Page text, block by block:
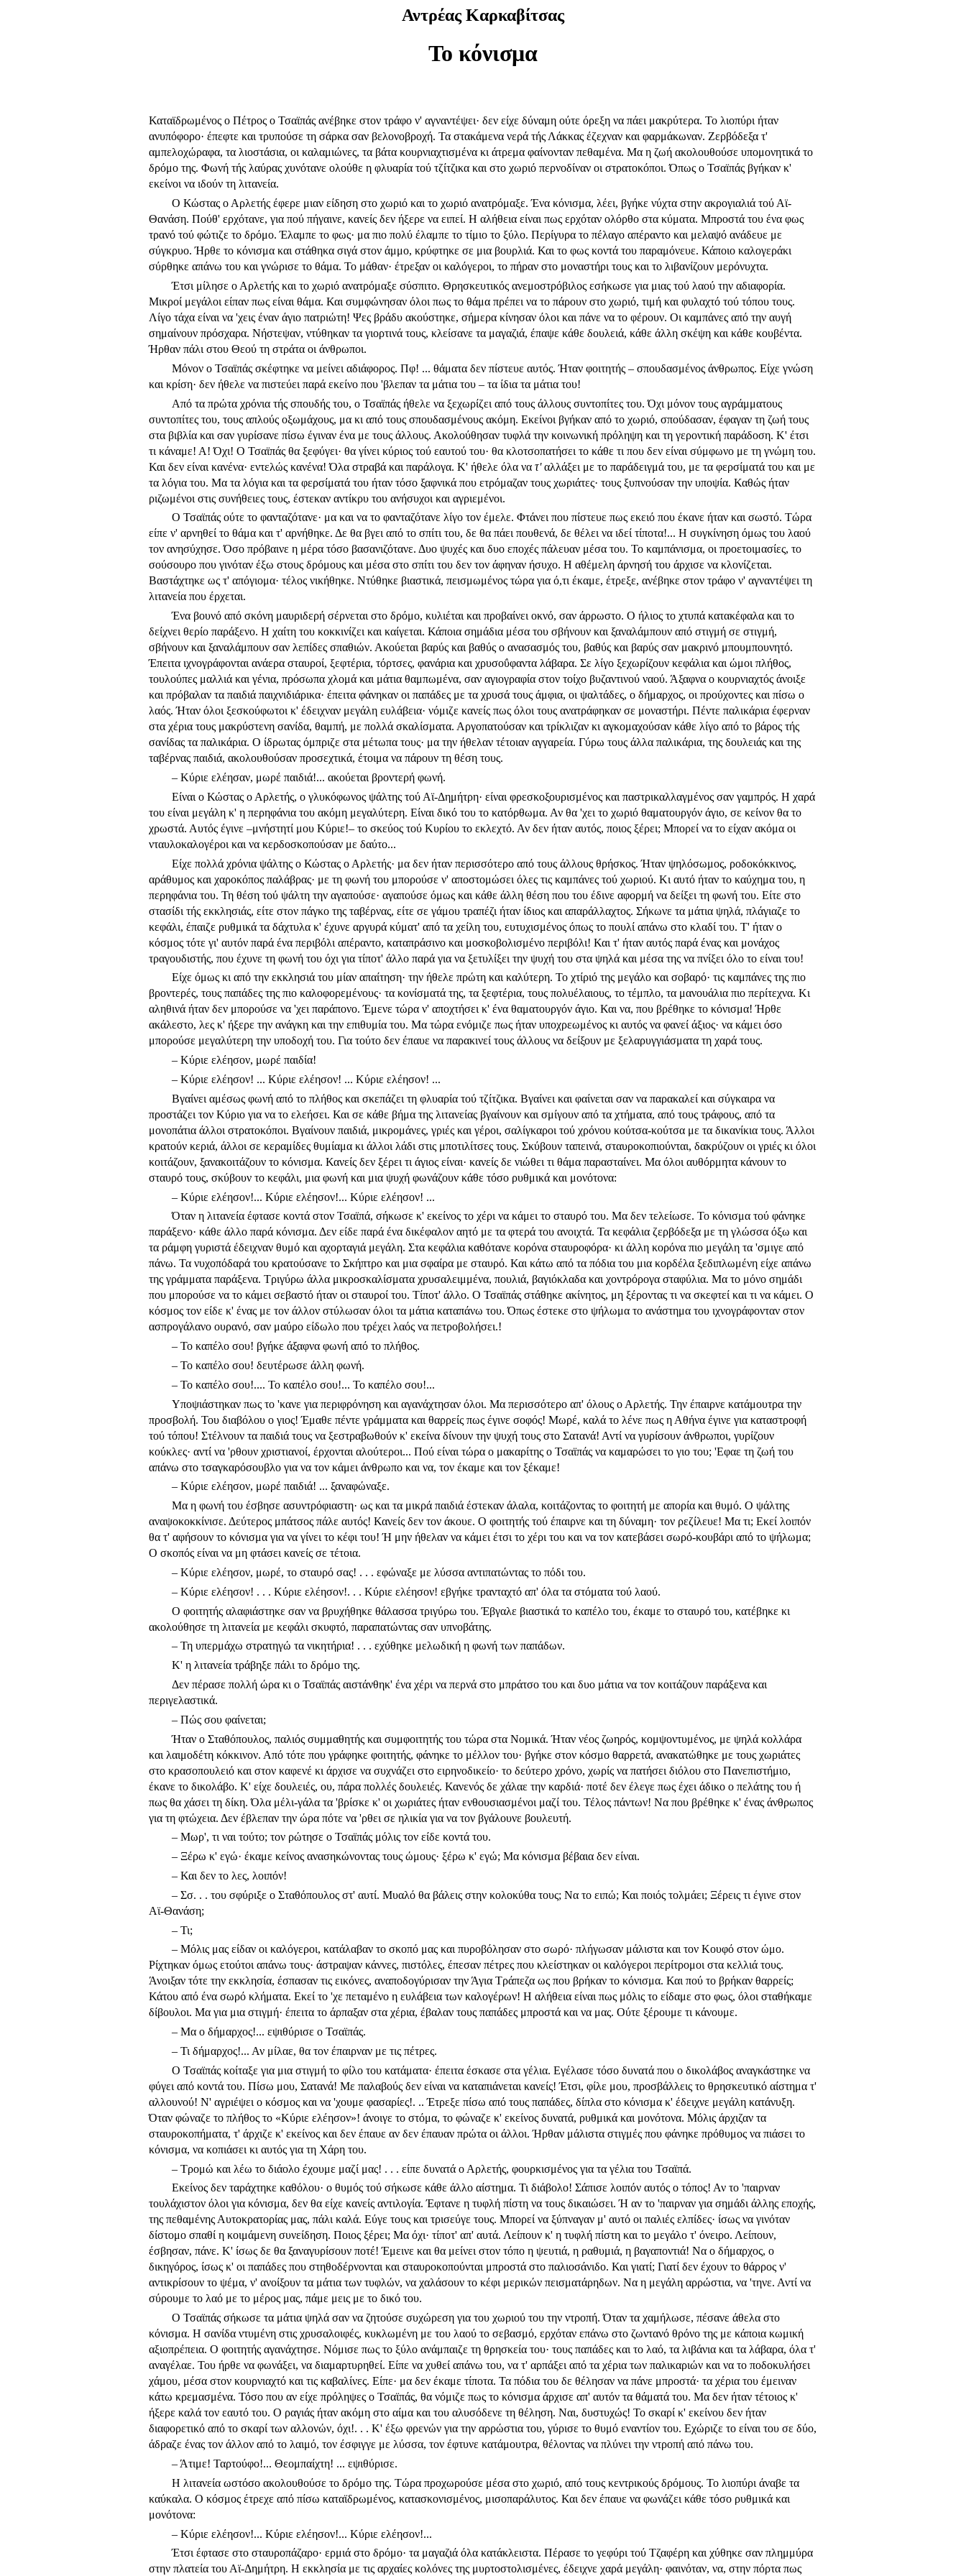
Αντρέας Καρκαβίτσας
Το κόνισμα
Καταϊδρωμένος ο Πέτρος ο Τσαϊπάς ανέβηκε στον τράφο ν' αγναντέψει· δεν είχε δύναμη ούτε όρεξη να πάει μακρύτερα. Το λιοπύρι ήταν
ανυπόφορο· έπεφτε και τρυπούσε τη σάρκα σαν βελονοβροχή. Τα στακάμενα νερά τής Λάκκας έζεχναν και φαρμάκωναν. Ζερβόδεξα τ'
αμπελοχώραφα, τα λιοστάσια, οι καλαμιώνες, τα βάτα κουρνιαχτισμένα κι άτρεμα φαί­νονταν πεθαμένα. Μα η ζωή ακολουθούσε υπομονητικά το
δρόμο της. Φωνή τής λαύρας χυνότανε ολούθε η φλυαρία τού τζίτζικα και στο χωριό περνοδίναν οι στρατοκόποι. Όπως ο Τσαϊπάς βγήκαν κ'
εκείνοι να ιδούν τη λιτανεία.
Ο Κώστας ο Αρλετής έφερε μιαν είδηση στο χωριό και το χωριό ανατρόμαξε. Ένα κόνισμα, λέει, βγήκε νύχτα στην ακρογιαλιά τού Αϊ-
Θανάση. Πούθ' ερχότανε, για πού πήγαι­νε, κανείς δεν ήξερε να ειπεί. Η αλήθεια είναι πως ερχόταν ολόρθο στα κύματα. Μπροστά του ένα φως
τρανό τού φώτιζε το δρόμο. Έλαμπε το φως· μα πιο πολύ έλαμπε το τίμιο το ξύλο. Περίγυρα το πέλαγο απέραντο και μελαψό ανάδευε με
σύγκρυο. Ήρθε το κόνισμα και στάθηκα σιγά στον άμμο, κρύ­φτηκε σε μια βουρλιά. Και το φως κοντά του παραμόνευε. Κάποιο καλογεράκι
σύρθηκε απάνω του και γνώρισε το θάμα. Το μάθαν· έτρεξαν οι καλόγεροι, το πήραν στο μοναστήρι τους και το λιβανίζουν μερόνυχτα.
Έτσι μίλησε ο Αρλετής και το χωριό ανατρόμαξε σύσπιτο. Θρησκευτικός ανεμοστρόβιλος εσήκωσε για μιας τού λαού την αδιαφορία.
Μικροί μεγάλοι είπαν πως είναι θάμα. Και συμφώ­νησαν όλοι πως το θάμα πρέπει να το πάρουν στο χωριό, τιμή και φυλαχτό τού τόπου τους.
Λίγο τάχα είναι να 'χεις έναν άγιο πατριώτη! Ψες βράδυ ακούστηκε, σήμερα κίνησαν όλοι και πάνε να το φέρουν. Οι καμπάνες από την αυγή
σημαίνουν πρό­σχαρα. Νήστεψαν, ντύθηκαν τα γιορτινά τους, κλείσανε τα μαγαζιά, έπαψε κάθε δουλειά, κάθε άλλη σκέψη και κάθε κου­βέντα.
Ήρθαν πάλι στου Θεού τη στράτα οι άνθρωποι.
Μόνον ο Τσαϊπάς σκέφτηκε να μείνει αδιάφορος. Πφ! ... θάματα δεν πίστευε αυτός. Ήταν φοιτητής – σπουδασμένος άνθρωπος. Είχε γνώση
και κρίση· δεν ήθελε να πιστεύει παρά εκείνο που 'βλεπαν τα μάτια του – τα ίδια τα μάτια του!
Από τα πρώτα χρόνια τής σπουδής του, ο Τσαϊπάς ήθελε να ξεχωρίζει από τους άλλους συντοπίτες του. Όχι μόνον τους αγράμματους
συντοπίτες του, τους απλούς οξωμάχους, μα κι από τους σπουδασμένους ακόμη. Εκείνοι βγήκαν από το χωριό, σπούδασαν, έφαγαν τη ζωή τους
στα βιβλία και σαν γυρίσανε πίσω έγιναν ένα με τους άλλους. Ακολούθησαν τυφλά την κοινωνική πρόληψη και τη γεροντική παράδοση. Κ' έτσι
τι κάναμε! Α! Όχι! Ο Τσαϊπάς θα ξεφύγει· θα γίνει κύριος τού εαυτού του· θα κλοτσοπατήσει το κάθε τι που δεν είναι σύμφωνο με τη γνώμη του.
Και δεν είναι κανένα· εντε­λώς κανένα! Όλα στραβά και παράλογα. Κ' ήθελε όλα νατ'αλλάξει με το παράδειγμά του, με τα φερσίματά του και με
τα λόγια του. Μα τα λόγια και τα φερσίματά του ήταν τόσο ξαφ­νικά που ετρόμαζαν τους χωριάτες· τους ξυπνούσαν την υπο­ψία. Καθώς ήταν
ριζωμένοι στις συνήθειες τους, έστεκαν αντίκρυ του ανήσυχοι και αγριεμένοι.
Ο Τσαϊπάς ούτε το φανταζότανε· μα και να το φανταζότα­νε λίγο τον έμελε. Φτάνει που πίστευε πως εκειό που έκανε ήταν και σωστό. Τώρα
είπε ν' αρνηθεί το θάμα και τ' αρνήθη­κε. Δε θα βγει από το σπίτι του, δε θα πάει πουθενά, δε θέλει να ιδεί τίποτα!... Η συγκίνηση όμως του λαού
τον ανησύχησε. Όσο πρόβαινε η μέρα τόσο βασανιζότανε. Δυο ψυχές και δυο εποχές πάλευαν μέσα του. Το καμπάνισμα, οι προετοιμασίες, το
σούσουρο που γινόταν έξω στους δρόμους και μέσα στο σπίτι του δεν τον άφηναν ήσυχο. Η αθέμελη άρνησή του άρχι­σε να κλονίζεται.
Βαστάχτηκε ως τ' απόγιομα· τέλος νικήθηκε. Ντύθηκε βιαστικά, πεισμωμένος τώρα για ό,τι έκαμε, έτρεξε, ανέβηκε στον τράφο ν' αγναντέψει τη
λιτανεία που έρχεται.
Ένα βουνό από σκόνη μαυριδερή σέρνεται στο δρόμο, κυλιέται και προβαίνει οκνό, σαν άρρωστο. Ο ήλιος το χτυπά κατακέφαλα και το
δείχνει θερίο παράξενο. Η χαίτη του κοκ­κινίζει και καίγεται. Κάποια σημάδια μέσα του σβήνουν και ξαναλάμπουν από στιγμή σε στιγμή,
σβήνουν και ξαναλάμπουν σαν λεπίδες σπαθιών. Ακούεται βαρύς και βαθύς ο ανα­σασμός του, βαθύς και βαρύς σαν μακρινό μπουμπουνητό.
Έπειτα ιχνογράφονται ανάερα σταυροί, ξεφτέρια, τόρτσες, φανάρια και χρυσοΰφαντα λάβαρα. Σε λίγο ξεχωρίζουν κεφά­λια και ώμοι πλήθος,
τουλούπες μαλλιά και γένια, πρόσωπα χλομά και μάτια θαμπωμένα, σαν αγιογραφία στον τοίχο βυζα­ντινού ναού. Άξαφνα ο κουρνιαχτός άνοιξε
και πρόβαλαν τα παιδιά παιχνιδιάρικα· έπειτα φάνηκαν οι παπάδες με τα χρυσά τους άμφια, οι ψαλτάδες, ο δήμαρχος, οι προύχοντες και πίσω ο
λαός. Ήταν όλοι ξεσκούφωτοι κ' έδειχναν μεγάλη ευλάβεια· νόμιζε κανείς πως όλοι τους ανατράφηκαν σε μοναστήρι. Πέντε παλικάρια έφερναν
στα χέρια τους μακρύστενη σανίδα, θαμπή, με πολλά σκαλίσματα. Αργοπατούσαν και τρίκλιζαν κι αγκομαχούσαν κάθε λίγο από το βάρος τής
σανίδας τα παλικά­ρια. Ο ίδρωτας όμπριζε στα μέτωπα τους· μα την ήθελαν τέτοιαν αγγαρεία. Γύρω τους άλλα παλικάρια, της δουλειάς και της
ταβέρνας παιδιά, ακολουθούσαν προσεχτικά, έτοιμα να πάρουν τη θέση τους.
– Κύριε ελέησαν, μωρέ παιδιά!... ακούεται βροντερή φωνή.
Είναι ο Κώστας ο Αρλετής, ο γλυκόφωνος ψάλτης τού Αϊ-Δημήτρη· είναι φρεσκοξουρισμένος και παστρικαλλαγμένος σαν γαμπρός. Η χαρά
του είναι μεγάλη κ' η περηφάνια του ακόμη μεγαλύτερη. Είναι δικό του το κατόρθωμα. Αν θα 'χει το χωριό θαματουργόν άγιο, σε κείνον θα το
χρωστά. Αυτός έγινε –μνήστητί μου Κύριε!– το σκεύος τού Κυρίου το εκλεχτό. Αν δεν ήταν αυτός, ποιος ξέρει; Μπορεί να το είχαν ακόμα οι
νταυλοκαλογέροι και να κερδοσκοπούσαν με δαύτο...
Είχε πολλά χρόνια ψάλτης ο Κώστας ο Αρλετής· μα δεν ήταν περισσότερο από τους άλλους θρήσκος. Ήταν ψηλόσωμος, ροδοκόκκινος,
αράθυμος και χαροκόπος παλάβρας· με τη φωνή του μπορούσε ν' αποστομώσει όλες τις καμπάνες τού χωριού. Κι αυτό ήταν το καύχημα του, η
περηφάνια του. Τη θέση τού ψάλτη την αγαπούσε· αγαπούσε όμως και κάθε άλλη θέση που του έδινε αφορμή να δείξει τη φωνή του. Είτε στο
στασίδι τής εκκλησιάς, είτε στον πάγκο της ταβέρνας, είτε σε γάμου τραπέζι ήταν ίδιος και απαράλλαχτος. Σήκωνε τα μάτια ψηλά, πλάγιαζε το
κεφάλι, έπαιζε ρυθμικά τα δάχτυλα κ' έχυνε αργυρά κύματ' από τα χείλη του, ευτυχισμένος όπως το πουλί απάνω στο κλαδί του. Τ' ήταν ο
κόσμος τότε γι' αυτόν παρά ένα περιβόλι απέραντο, καταπράσινο και μοσκοβολισμένο περιβόλι! Και τ' ήταν αυτός παρά ένας και μονά­χος
τραγουδιστής, που έχυνε τη φωνή του όχι για τίποτ' άλλο παρά για να ξετυλίξει την ψυχή του στα ψηλά και μέσα της να πνίξει όλο το είναι του!
Είχε όμως κι από την εκκλησιά του μίαν απαίτηση· την ήθελε πρώτη και καλύτερη. Το χτίριό της μεγάλο και σοβαρό· τις καμπάνες της πιο
βροντερές, τους παπάδες της πιο καλοφορεμένους· τα κονίσματά της, τα ξεφτέρια, τους πολυέλαιους, το τέμπλο, τα μανουάλια πιο περίτεχνα. Κι
αληθινά ήταν δεν μπορούσε να 'χει παράπονο. Έμενε τώρα ν' αποχτήσει κ' ένα θαματουργόν άγιο. Και να, που βρέθηκε το κόνισμα! Ήρθε
ακάλεστο, λες κ' ήξερε την ανάγκη και την επιθυμία του. Μα τώρα ενόμιζε πως ήταν υποχρεωμένος κι αυτός να φανεί άξιος· να κάμει όσο
μπορούσε μεγαλύτερη την υποδοχή του. Για τούτο δεν έπαυε να παρακινεί τους άλλους να δείξουν με ξελαρυγγιάσματα τη χαρά τους.
– Κύριε ελέησον, μωρέ παιδία!
– Κύριε ελέησον! ... Κύριε ελέησον! ... Κύριε ελέησον! ...
Βγαίνει αμέσως φωνή από το πλήθος και σκεπάζει τη φλυαρία τού τζίτζικα. Βγαίνει και φαίνεται σαν να παρακαλεί και σύγκαιρα να
προστάζει τον Κύριο για να το ελεήσει. Και σε κάθε βήμα της λιτανείας βγαίνουν και σμίγουν από τα χτή­ματα, από τους τράφους, από τα
μονοπάτια άλλοι στρατοκό­ποι. Βγαίνουν παιδιά, μικρομάνες, γριές και γέροι, σαλίγκαροι τού χρόνου κούτσα-κούτσα με τα δικανίκια τους. Άλλοι
κρατούν κεριά, άλλοι σε κεραμίδες θυμίαμα κι άλλοι λάδι στις μποτιλίτσες τους. Σκύβουν ταπεινά, σταυροκοπιού­νται, δακρύζουν οι γριές κι όλοι
κοιτάζουν, ξανακοιτάζουν το κόνισμα. Κανείς δεν ξέρει τι άγιος είναι· κανείς δε νιώθει τι θάμα παρασταίνει. Μα όλοι αυθόρμητα κάνουν το
σταυρό τους, σκύβουν το κεφάλι, μια φωνή και μια ψυχή φωνάζουν κάθε τόσο ρυθμικά και μονότονα:
– Κύριε ελέησον!... Κύριε ελέησον!... Κύριε ελέησον! ...
Όταν η λιτανεία έφτασε κοντά στον Τσαϊπά, σήκωσε κ' εκείνος το χέρι να κάμει το σταυρό του. Μα δεν τελείωσε. Το κόνισμα τού φάνηκε
παράξενο· κάθε άλλο παρά κόνισμα. Δεν είδε παρά ένα δικέφαλον αητό με τα φτερά του ανοιχτά. Τα κεφάλια ζερβόδεξα με τη γλώσσα όξω και
τα ράμφη γυρι­στά έδειχναν θυμό και αχορταγιά μεγάλη. Στα κεφάλια καθό­τανε κορόνα σταυροφόρα· κι άλλη κορόνα πιο μεγάλη τα 'σμιγε από
πάνω. Τα νυχοπόδαρά του κρατούσανε το Σκήπτρο και μια σφαίρα με σταυρό. Και κάτω από τα πόδια του μια κορδέλα ξεδιπλωμένη είχε απάνω
της γράμματα παράξενα. Τριγύρω άλλα μικροσκαλίσματα χρυσαλειμμένα, πουλιά, βαγιόκλαδα και χοντρόρογα σταφύλια. Μα το μόνο σημάδι
που μπορούσε να το κάμει σεβαστό ήταν οι σταυροί του. Τίποτ' άλλο. Ο Τσαϊπάς στάθηκε ακίνητος, μη ξέροντας τι να σκεφτεί και τι να κάμει. Ο
κόσμος τον είδε κ' ένας με τον άλλον στύλωσαν όλοι τα μάτια καταπάνω του. Όπως έστεκε στο ψήλωμα το ανάστημα του ιχνογράφονταν στον
ασπρογάλανο ουρανό, σαν μαύρο είδωλο που τρέχει λαός να πετροβολήσει.!
– Το καπέλο σου! βγήκε άξαφνα φωνή από το πλήθος.
– Το καπέλο σου! δευτέρωσε άλλη φωνή.
– Το καπέλο σου!.... Το καπέλο σου!... Το καπέλο σου!...
Υποψιάστηκαν πως το 'κανε για περιφρόνηση και αγανά­χτησαν όλοι. Μα περισσότερο απ' όλους ο Αρλετής. Την έπαιρνε κατάμουτρα την
προσβολή. Του διαβόλου ο γιος! Έμαθε πέντε γράμματα και θαρρείς πως έγινε σοφός! Μωρέ, καλά το λένε πως η Αθήνα έγινε για καταστροφή
τού τόπου! Στέλνουν τα παιδιά τους να ξεστραβωθούν κ' εκείνα δίνουν την ψυχή τους στο Σατανά! Αντί να γυρίσουν άνθρωποι, γυρί­ζουν
κούκλες· αντί να 'ρθουν χριστιανοί, έρχονται αλούτεροι... Πού είναι τώρα ο μακαρίτης ο Τσαϊπάς να καμαρώσει το γιο του; 'Εφαε τη ζωή του
απάνω στο τσαγκαρόσουβλο για να τον κάμει άνθρωπο και να, τον έκαμε και τον ξέκαμε!
– Κύριε ελέησον, μωρέ παιδιά! ... ξαναφώναξε.
Μα η φωνή του έσβησε ασυντρόφιαστη· ως και τα μικρά παιδιά έστεκαν άλαλα, κοιτάζοντας το φοιτητή με απορία και θυμό. Ο ψάλτης
αναψοκοκκίνισε. Δεύτερος μπάτσος πάλε αυτός! Κανείς δεν τον άκουε. Ο φοιτητής τού έπαιρνε και τη δύναμη· τον ρεζίλευε! Μα τι; Εκεί λοιπόν
θα τ' αφήσουν το κόνισμα για να γίνει το κέφι του! Ή μην ήθελαν να κάμει έτσι το χέρι του και να τον κατεβάσει σωρό-κουβάρι από το ψήλωμα;
Ο σκοπός είναι να μη φτάσει κανείς σε τέτοια.
– Κύριε ελέησον, μωρέ, το σταυρό σας! . . . εφώναξε με λύσσα αντιπατώντας το πόδι του.
– Κύριε ελέησον! . . . Κύριε ελέησον!. . . Κύριε ελέησον! εβγήκε τρανταχτό απ' όλα τα στόματα τού λαού.
Ο φοιτητής αλαφιάστηκε σαν να βρυχήθηκε θάλασσα τριγύ­ρω του. Έβγαλε βιαστικά το καπέλο του, έκαμε το σταυρό του, κατέβηκε κι
ακολούθησε τη λιτανεία με κεφάλι σκυφτό, παρα­πατώντας σαν υπνοβάτης.
– Τη υπερμάχω στρατηγώ τα νικητήρια! . . . εχύθηκε μελωδική η φωνή των παπάδων.
Κ' η λιτανεία τράβηξε πάλι το δρόμο της.
Δεν πέρασε πολλή ώρα κι ο Τσαϊπάς αιστάνθηκ' ένα χέρι να περνά στο μπράτσο του και δυο μάτια να τον κοιτάζουν παράξενα και
περιγελαστικά.
– Πώς σου φαίνεται;
Ήταν ο Σταθόπουλος, παλιός συμμαθητής και συμφοιτητής του τώρα στα Νομικά. Ήταν νέος ζωηρός, κομψοντυμένος, με ψηλά κολλάρα
και λαιμοδέτη κόκκινον. Από τότε που γράφηκε φοιτητής, φάνηκε το μέλλον του· βγήκε στον κόσμο θαρρετά, ανακατώθηκε με τους χωριάτες
στο κρασοπουλειό και στον καφενέ κι άρχισε να συχνάζει στο ειρηνοδικείο· το δεύτερο χρόνο, χωρίς να πατήσει διόλου στο Πανεπιστήμιο,
έκανε το δικολάβο. Κ' είχε δουλειές, ου, πάρα πολλές δουλειές. Κανενός δε χάλαε την καρδιά· ποτέ δεν έλεγε πως έχει άδικο ο πελάτης του ή
πως θα χάσει τη δίκη. Όλα μέλι-γάλα τα 'βρίσκε κ' οι χωριάτες ήταν ενθουσιασμένοι μαζί του. Τέλος πάντων! Να που βρέθηκε κ' ένας άνθρωπος
για τη φτώχεια. Δεν έβλεπαν την ώρα πότε να 'ρθει σε ηλικία για να τον βγάλουνε βουλευτή.
– Μωρ', τι ναι τούτο; τον ρώτησε ο Τσαϊπάς μόλις τον είδε κοντά του.
– Ξέρω κ' εγώ· έκαμε κείνος ανασηκώνοντας τους ώμους· ξέρω κ' εγώ; Μα κόνισμα βέβαια δεν είναι.
– Και δεν το λες, λοιπόν!
– Σσ. . . του σφύριξε ο Σταθόπουλος στ' αυτί. Μυαλό θα βάλεις στην κολοκύθα τους; Να το ειπώ; Και ποιός τολμάει; Ξέρεις τι έγινε στον
Αϊ-Θανάση;
– Τι;
– Μόλις μας είδαν οι καλόγεροι, κατάλαβαν το σκοπό μας και πυροβόλησαν στο σωρό· πλήγωσαν μάλιστα και τον Κουφό στον ώμο.
Ρίχτηκαν όμως ετούτοι απάνω τους· άστραψαν κάννες, πιστόλες, έπεσαν πέτρες που κλείστηκαν οι καλόγεροι περίτρομοι στα κελλιά τους.
Άνοιξαν τότε την εκκλησία, έσπασαν τις εικόνες, αναποδογύρισαν την Άγια Τράπεζα ως που βρήκαν το κόνισμα. Και πού το βρήκαν θαρρείς;
Κάτου από ένα σωρό κλήματα. Εκεί το 'χε πεταμένο η ευλάβεια των καλογέρων! Η αλήθεια είναι πως μόλις το είδαμε στο φως, όλοι σταθήκαμε
δίβουλοι. Μα για μια στιγμή· έπειτα το άρπαξαν στα χέρια, έβαλαν τους παπάδες μπροστά και να μας. Ούτε ξέρουμε τι κάνουμε.
– Μα ο δήμαρχος!... εψιθύρισε ο Τσαϊπάς.
– Τι δήμαρχος!... Αν μίλαε, θα τον έπαιρναν με τις πέτρες.
Ο Τσαϊπάς κοίταξε για μια στιγμή το φίλο του κατάματα· έπειτα έσκασε στα γέλια. Εγέλασε τόσο δυνατά που ο δικολάβος αναγκάστηκε να
φύγει από κοντά του. Πίσω μου, Σατανά! Με παλαβούς δεν είναι να καταπιάνεται κανείς! Έτσι, φίλε μου, προσβάλλεις το θρησκευτικό αίστημα τ'
αλλουνού! Ν' αγριέψει ο κόσμος και να 'χουμε φασαρίες!. .. Έτρεξε πίσω από τους παπάδες, δίπλα στο κόνισμα κ' έδειχνε μεγάλη κατάνυξη.
Όταν φώναζε το πλήθος το «Κύριε ελέησον»! άνοι­γε το στόμα, το φώναζε κ' εκείνος δυνατά, ρυθμικά και μονό­τονα. Μόλις άρχιζαν τα
σταυροκοπήματα, τ' άρχιζε κ' εκείνος και δεν έπαυε αν δεν έπαυαν πρώτα οι άλλοι. Ήρθαν μάλιστα στιγμές που φάνηκε πρόθυμος να πιάσει το
κόνισμα, να κοπιάσει κι αυτός για τη Χάρη του.
– Τρομώ και λέω το διάολο έχουμε μαζί μας! . . . είπε δυνατά ο Αρλετής, φουρκισμένος για τα γέλια του Τσαϊπά.
Εκείνος δεν ταράχτηκε καθόλου· ο θυμός τού σήκωσε κάθε άλλο αίστημα. Τι διάβολο! Σάπισε λοιπόν αυτός ο τόπος! Αν το 'παιρναν
τουλάχιστον όλοι για κόνισμα, δεν θα είχε κανείς αντιλογία. Έφτανε η τυφλή πίστη να τους δικαιώ­σει. Ή αν το 'παιρναν για σημάδι άλλης εποχής,
της πεθαμέ­νης Αυτοκρατορίας μας, πάλι καλά. Εύγε τους και τρισεύγε τους. Μπορεί να ξύπναγαν μ' αυτό οι παλιές ελπίδες· ίσως να γινόταν
δίστομο σπαθί η κοιμάμενη συνείδηση. Ποιος ξέρει; Μα όχι· τίποτ' απ' αυτά. Λείπουν κ' η τυφλή πίστη και το μεγάλο τ' όνειρο. Λείπουν,
έσβησαν, πάνε. Κ' ίσως δε θα ξαναγυρίσουν ποτέ! Έμεινε και θα μείνει στον τόπο η ψευτιά, η ραθυμιά, η βαγαποντιά! Να ο δήμαρχος, ο
δικηγόρος, ίσως κ' οι παπάδες που στηθοδέρνονται και σταυροκοπούνται μπροστά στο παλιοσάνιδο. Και γιατί; Γιατί δεν έχουν το θάρ­ρος ν'
αντικρίσουν το ψέμα, ν' ανοίξουν τα μάτια των τυφλών, να χαλάσουν το κέφι μερικών πεισματάρηδων. Να η μεγάλη αρρώστια, να 'τηνε. Αντί να
σύρουμε το λαό με το μέρος μας, πάμε μεις με το δικό του.
Ο Τσαϊπάς σήκωσε τα μάτια ψηλά σαν να ζητούσε συχώ­ρεση για του χωριού του την ντροπή. Όταν τα χαμήλωσε, πέσα­νε άθελα στο
κόνισμα. Η σανίδα ντυμένη στις χρυσαλοιφές, κυκλωμένη με του λαού το σεβασμό, ερχόταν επάνω στο ζωντα­νό θρόνο της με κάποια κωμική
αξιοπρέπεια. Ο φοιτητής αγα­νάχτησε. Νόμισε πως το ξύλο ανάμπαιζε τη θρησκεία του· τους παπάδες και το λαό, τα λιβάνια και τα λάβαρα, όλα τ'
αναγέλαε. Του ήρθε να φωνάξει, να διαμαρτυρηθεί. Είπε να χυθεί απάνω του, να τ' αρπάξει από τα χέρια των παλικαριών και να το ποδοκυλήσει
χάμου, μέσα στον κουρνιαχτό και τις καβαλίνες. Είπε· μα δεν έκαμε τίποτα. Τα πόδια του δε θέλησαν να πάνε μπροστά· τα χέρια του έμειναν
κάτω κρεμασμένα. Τόσο που αν είχε πρόληψες ο Τσαϊπάς, θα νόμιζε πως το κόνισμα άρχισε απ' αυτόν τα θάματά του. Μα δεν ήταν τέτοιος κ'
ήξερε καλά τον εαυτό του. Ο ραγιάς ήταν ακόμη στο αίμα και του αλυσόδενε τη θέληση. Ναι, δυστυχώς! Το σκαρί κ' εκείνου δεν ήταν
διαφορετικό από το σκαρί των αλλονών, όχι!. . . Κ' έξω φρενών για την αρρώστια του, γύρισε το θυμό εναντίον του. Εχώριζε το είναι του σε δύο,
άδραζε ένας τον άλλον από το λαιμό, τον έσφιγγε με λύσσα, τον έφτυνε κατάμουτρα, θέλοντας να πλύνει την ντροπή από πάνω του.
– Άτιμε! Ταρτούφο!... Θεομπαίχτη! ... εψιθύρισε.
Η λιτανεία ωστόσο ακολουθούσε το δρόμο της. Τώρα προχωρούσε μέσα στο χωριό, από τους κεντρικούς δρόμους. Το λιοπύρι άναβε τα
καύκαλα. Ο κόσμος έτρεχε από πίσω καταϊδρωμένος, κατασκονισμένος, μισοπαράλυτος. Και δεν έπαυε να φωνάζει κάθε τόσο ρυθμικά και
μονότονα:
– Κύριε ελέησον!... Κύριε ελέησον!... Κύριε ελέησον!...
Έτσι έφτασε στο σταυροπάζαρο· ερμιά στο δρόμο· τα μαγαζιά όλα κατάκλειστα. Πέρασε το γεφύρι τού Τζαφέρη και χύθηκε σαν πλημμύρα
στην πλατεία του Αϊ-Δημήτρη. Η εκκλησία με τις αρχαίες κολόνες της μυρτοστολισμένες, έδειχνε χαρά μεγάλη· φαινόταν, να, στην πόρτα πως